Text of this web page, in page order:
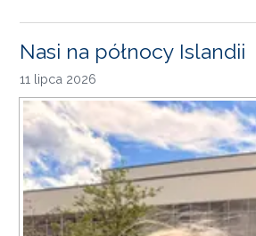
Nasi na północy Islandii
11 lipca 2026